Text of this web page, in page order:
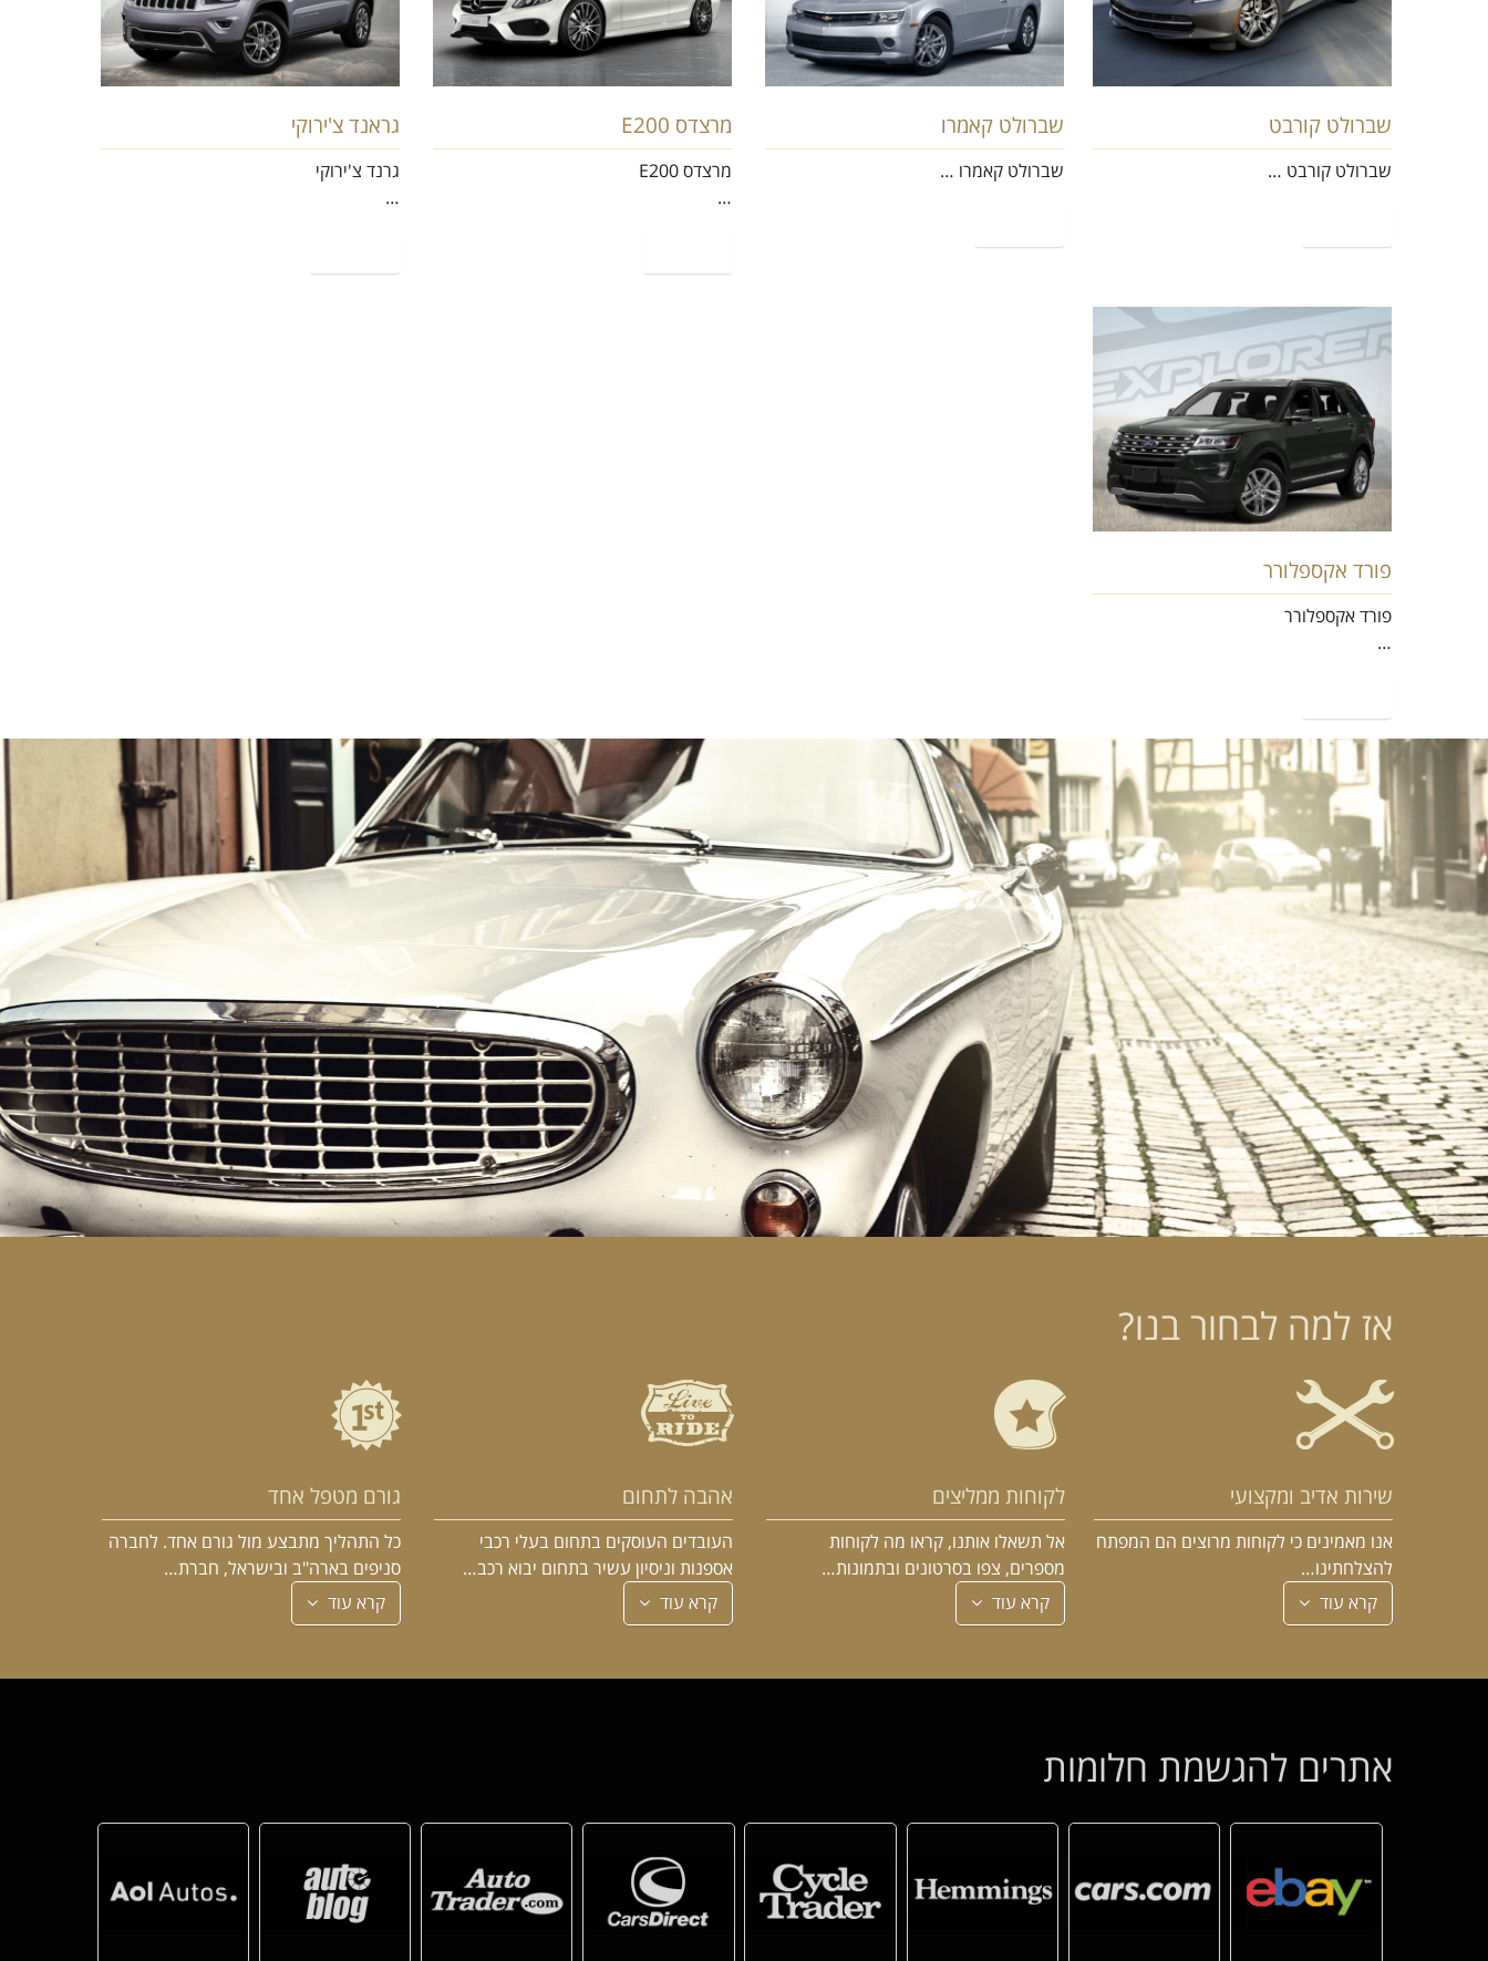
שברולט קורבט
שברולט קורבט …
שברולט קאמרו
שברולט קאמרו …
מרצדס E200
מרצדס E200
…
גראנד צ'ירוקי
גרנד צ'ירוקי
…
פורד אקספלורר
פורד אקספלורר
פורד אקספלורר
…
אז למה לבחור בנו?
שירות אדיב ומקצועי
אנו מאמינים כי לקוחות מרוצים הם המפתח
להצלחתינו…
קרא עוד
לקוחות ממליצים
אל תשאלו אותנו, קראו מה לקוחות
מספרים, צפו בסרטונים ובתמונות…
קרא עוד
אהבה לתחום
העובדים העוסקים בתחום בעלי רכבי
אספנות וניסיון עשיר בתחום יבוא רכב…
קרא עוד
גורם מטפל אחד
כל התהליך מתבצע מול גורם אחד. לחברה
סניפים בארה"ב ובישראל, חברת…
קרא עוד
אתרים להגשמת חלומות
במקום לקבל שטויות במייל, הירשם ותתחיל לקבל מאיתנו אהבה מוטורית